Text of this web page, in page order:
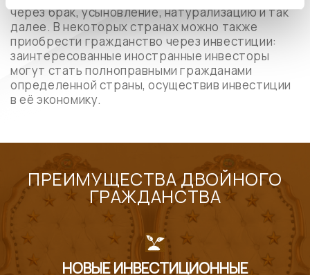
через брак, усыновление, натурализацию и так
далее. В некоторых странах можно также
приобрести гражданство через инвестиции:
заинтересованные иностранные инвесторы
могут стать полноправными гражданами
определенной страны, осуществив инвестиции
в её экономику.
ПРЕИМУЩЕСТВА ДВОЙНОГО
ГРАЖДАНСТВА
НОВЫЕ ИНВЕСТИЦИОННЫЕ